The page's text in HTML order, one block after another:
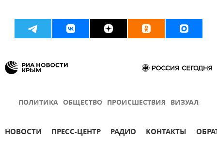
ПОЛИТИКА ОБЩЕСТВО ПРОИСШЕСТВИЯ ВИЗУАЛ
НОВОСТИ ПРЕСС-ЦЕНТР РАДИО КОНТАКТЫ